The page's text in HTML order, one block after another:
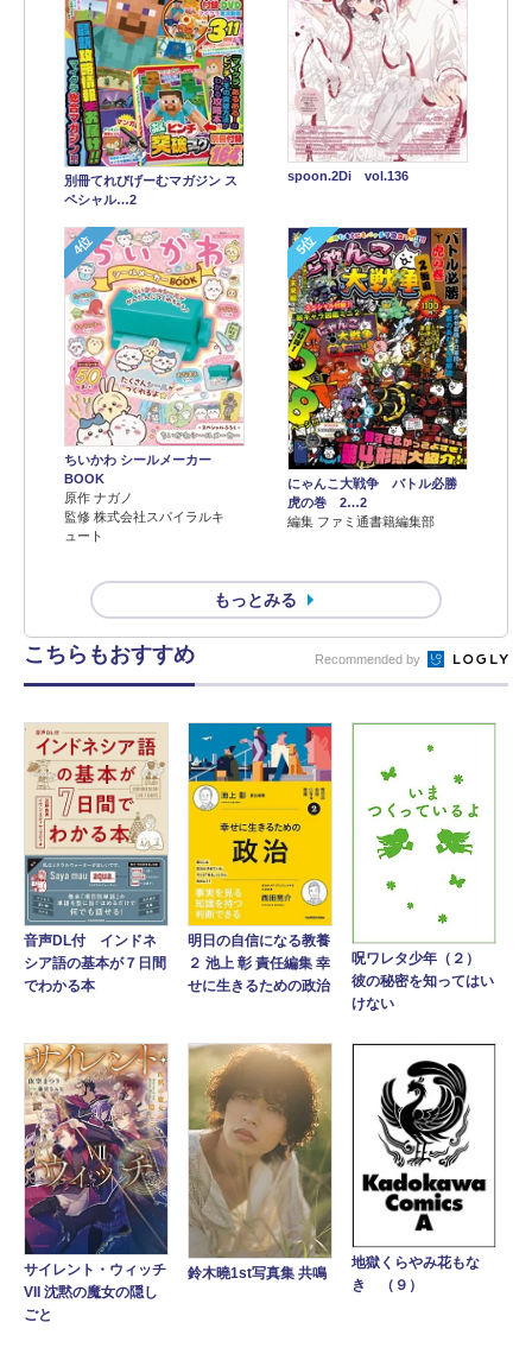
別冊てれびげーむマガジン ス
ペシャル…2
spoon.2Di vol.136
4位
ちいかわ シールメーカー
BOOK
原作 ナガノ
監修 株式会社スパイラルキ
ュート
5位
にゃんこ大戦争 バトル必勝
虎の巻 2…2
編集 ファミ通書籍編集部
もっとみる
こちらもおすすめ Recommended by
音声DL付 インドネ
シア語の基本が７日間
でわかる本
明日の自信になる教養
２ 池上 彰 責任編集 幸
せに生きるための政治
呪ワレタ少年（２）
彼の秘密を知ってはい
けない
サイレント・ウィッチ
VII 沈黙の魔女の隠し
ごと
鈴木曉1st写真集 共鳴
地獄くらやみ花もな
き （９）